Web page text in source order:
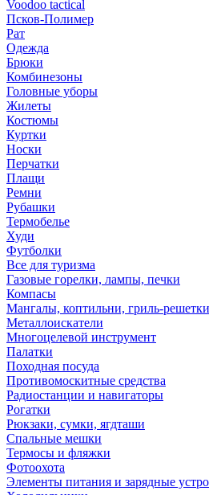
Voodoo tactical
Псков-Полимер
Рат
Одежда
Брюки
Комбинезоны
Головные уборы
Жилеты
Костюмы
Куртки
Носки
Перчатки
Плащи
Ремни
Рубашки
Термобелье
Худи
Футболки
Все для туризма
Газовые горелки, лампы, печки
Компасы
Мангалы, коптильни, гриль-решетки
Металлоискатели
Многоцелевой инструмент
Палатки
Походная посуда
Противомоскитные средства
Радиостанции и навигаторы
Рогатки
Рюкзаки, сумки, ягдташи
Спальные мешки
Термосы и фляжки
Фотоохота
Элементы питания и зарядные